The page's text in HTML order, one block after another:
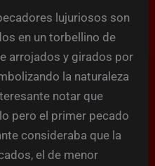
lujuriosos son
en un torbellino de
arrojados y girados por
la naturaleza
notar que
pero el primer pecado
consideraba que la
el de menor